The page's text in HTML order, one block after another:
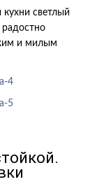
светлый
и милым